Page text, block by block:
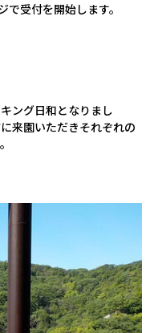
で受付を開始します。
ング日和となりまし
来園いただきそれぞれの